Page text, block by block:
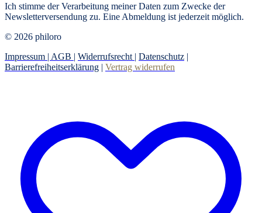
Ich stimme der Verarbeitung meiner Daten zum Zwecke der
Newsletterversendung zu. Eine Abmeldung ist jederzeit möglich.
© 2026 philoro
Impressum | AGB | Widerrufsrecht | Datenschutz |
Barrierefreiheitserklärung | Vertrag widerrufen